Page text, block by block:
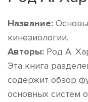
Название:
кинезиологии.
Авторы: Род А.
Эта книга
содержит обзор
основных систем